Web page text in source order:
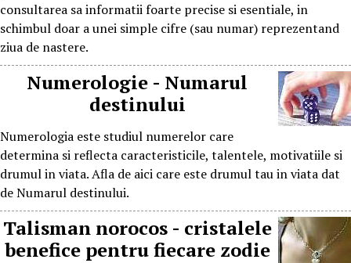
consultarea sa informatii foarte precise si esentiale, in
schimbul doar a unei simple cifre (sau numar) reprezentand
ziua de nastere.
Numerologie - Numarul
destinului
Numerologia este studiul numerelor care
determina si reflecta caracteristicile, talentele, motivatiile si
drumul in viata. Afla de aici care este drumul tau in viata dat
de Numarul destinului.
Talisman norocos - cristalele
benefice pentru fiecare zodie